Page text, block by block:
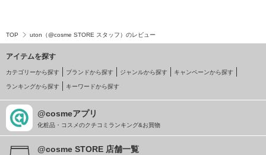
TOP uton（@cosme STORE スタッフ）のレビュー
アイテムを探す
カテゴリーから探す ブランドから探す ジャンルから探す キャンペーンから探す
ランキングから探す キーワードから探す
@cosmeアプリ
化粧品・コスメのクチコミランキング&お買物
@cosme STORE 店舗一覧